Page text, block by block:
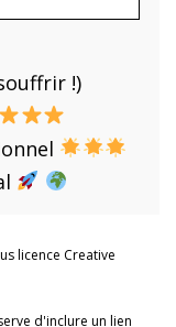
!)
licence Creative
d'inclure un lien